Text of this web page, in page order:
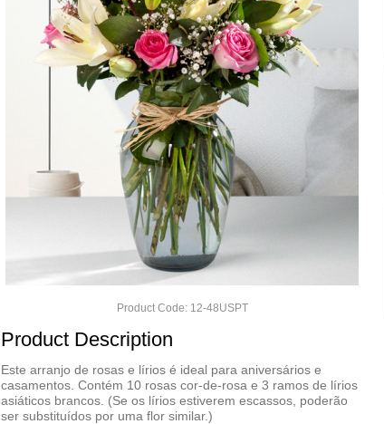
Product Code: 12-48USPT
Product Description
Este arranjo de rosas e lírios é ideal para aniversários e
casamentos. Contém 10 rosas cor-de-rosa e 3 ramos de lírios
asiáticos brancos. (Se os lírios estiverem escassos, poderão
ser substituídos por uma flor similar.)